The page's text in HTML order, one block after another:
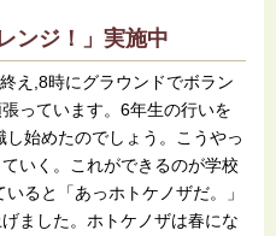
ンジ！」実施中
え,8時にグラウンドでボラン
っています。6年生の行いを
始めたのでしょう。こうやっ
いく。これができるのが学校
ると「あっホトケノザだ。」
ました。ホトケノザは春にな